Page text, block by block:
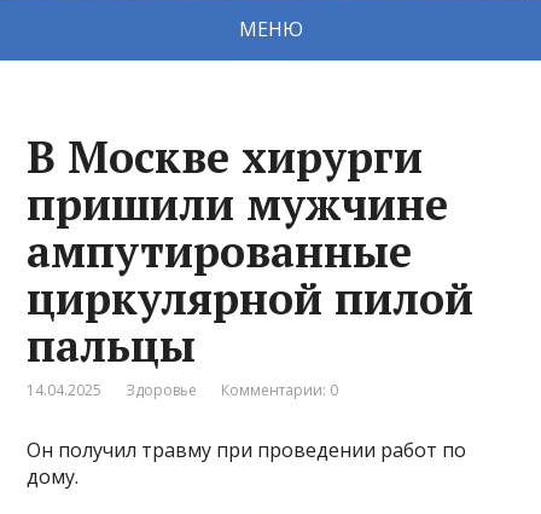
МЕНЮ
В Москве хирурги
пришили мужчине
ампутированные
циркулярной пилой
пальцы
14.04.2025 Здоровье Комментарии: 0
Он получил травму при проведении работ по
дому.